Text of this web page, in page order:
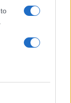
τιμών –